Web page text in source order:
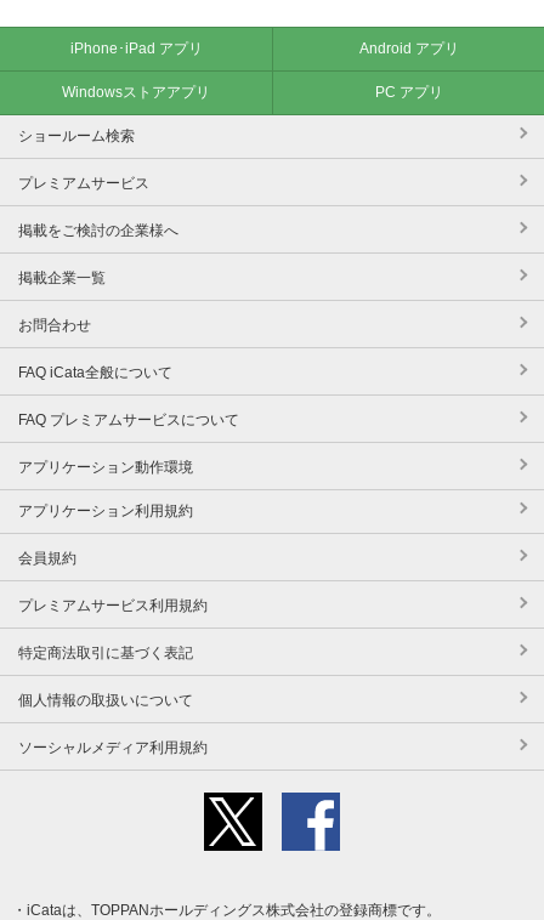
iPhone･iPad アプリ Android アプリ
Windowsストアアプリ PC アプリ
ショールーム検索
プレミアムサービス
掲載をご検討の企業様へ
掲載企業一覧
お問合わせ
FAQ iCata全般について
FAQ プレミアムサービスについて
アプリケーション動作環境
アプリケーション利用規約
会員規約
プレミアムサービス利用規約
特定商法取引に基づく表記
個人情報の取扱いについて
ソーシャルメディア利用規約
iCataは、TOPPANホールディングス株式会社の登録商標です。